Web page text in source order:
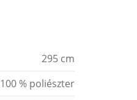
295 cm
100 % poliészter